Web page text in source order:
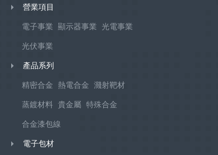
營業項目
電子事業 顯示器事業 光電事業
光伏事業
產品系列
精密合金 熱電合金 濺射靶材
蒸鍍材料 貴金屬 特殊合金
合金漆包線
電子包材